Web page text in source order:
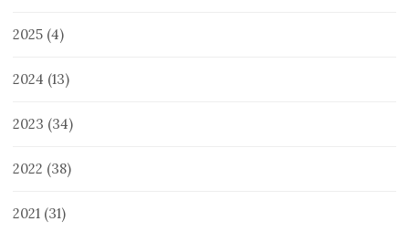
2025 (4)
2024 (13)
2023 (34)
2022 (38)
2021 (31)